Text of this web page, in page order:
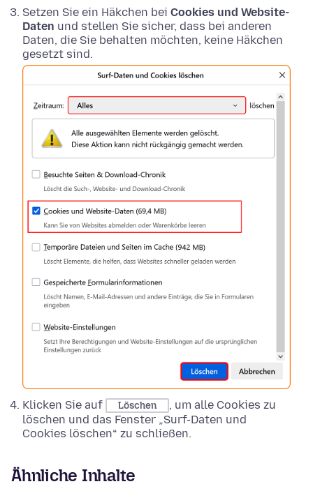
Setzen Sie ein Häkchen bei Cookies und Website-
Daten und stellen Sie sicher, dass bei anderen
Daten, die Sie behalten möchten, keine Häkchen
gesetzt sind.
Klicken Sie auf Löschen
, um alle Cookies zu
löschen und das Fenster „Surf-Daten und
Cookies löschen“ zu schließen.
Ähnliche Inhalte